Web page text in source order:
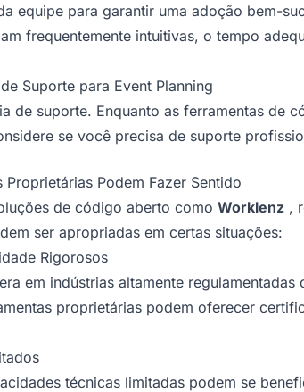
equipe para garantir uma adoção bem-
frequentemente intuitivas, o tempo
Suporte para Event Planning
de suporte. Enquanto as ferramentas de
se você precisa de suporte
Proprietárias Podem Fazer Sentido
de código aberto como Worklenz ,
ser apropriadas em certas situações:
Rigorosos
em indústrias altamente
proprietárias podem oferecer
técnicas limitadas podem se